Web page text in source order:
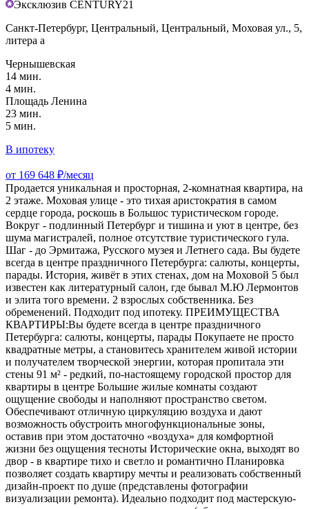
Эксклюзив CENTURY21
Санкт-Петербург, Центральный, Центральный, Моховая ул., 5,
литера а
Чернышевская
14 мин.
4 мин.
Площадь Ленина
23 мин.
5 мин.
В ипотеку
от 169 648 ₽/месяц
Продается уникальная и просторная, 2-комнатная квартира, на
2 этаже. Моховая улице - это тихая аристократия в самом
сердце города, роскошь в Большос туристическом городе.
Вокруг - подлинный Петербург и тишина и уют в центре, без
шума магистралей, полное отсутствие туристического гула.
Шаг - до Эрмитажа, Русского музея и Летнего сада. Вы будете
всегда в центре праздничного Петербурга: салюты, концерты,
парады. История, живёт в этих стенах, дом на Моховой 5 был
известен как литературный салон, где бывал М.Ю Лермонтов
и элита того времени. 2 взрослых собственника. Без
обременений. Подходит под ипотеку. ПРЕИМУЩЕСТВА
КВАРТИРЫ:Вы будете всегда в центре праздничного
Петербурга: салюты, концерты, парады Покупаете не просто
квадратные метры, а становитесь хранителем живой истории
и получателем творческой энергии, которая пропитала эти
стены 91 м² - редкий, по-настоящему городской простор для
квартиры в центре Большие жилые комнаты создают
ощущение свободы и наполняют пространство светом.
Обеспечивают отличную циркуляцию воздуха и дают
возможность обустроить многофункциональные зоны,
оставив при этом достаточно «воздуха» для комфортной
жизни без ощущения тесноты Исторические окна, выходят во
двор - в квартире тихо и светло и романтично Планировка
позволяет создать квартиру мечты и реализовать собственный
дизайн-проект по душе (представлены фотографии
визуализации ремонта). Идеально подходит под мастерскую-